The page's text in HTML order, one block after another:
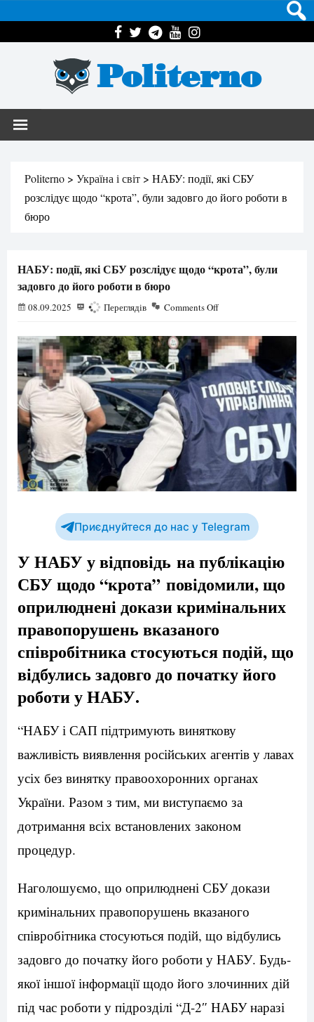
Politerno
Politerno > Україна і світ > НАБУ: події, які СБУ
розслідує щодо “крота”, були задовго до його роботи в
бюро
НАБУ: події, які СБУ розслідує щодо “крота”, були
задовго до його роботи в бюро
08.09.2025 622 Переглядів Comments Off
Приєднуйтеся до нас у Telegram
У НАБУ у відповідь на публікацію
СБУ щодо “крота” повідомили, що
оприлюднені докази кримінальних
правопорушень вказаного
співробітника стосуються подій, що
відбулись задовго до початку його
роботи у НАБУ.
“НАБУ і САП підтримують виняткову
важливість виявлення російських агентів у лавах
усіх без винятку правоохоронних органах
України. Разом з тим, ми виступаємо за
дотримання всіх встановлених законом
процедур.
Наголошуємо, що оприлюднені СБУ докази
кримінальних правопорушень вказаного
співробітника стосуються подій, що відбулись
задовго до початку його роботи у НАБУ. Будь-
якої іншої інформації щодо його злочинних дій
під час роботи у підрозділі “Д-2″ НАБУ наразі